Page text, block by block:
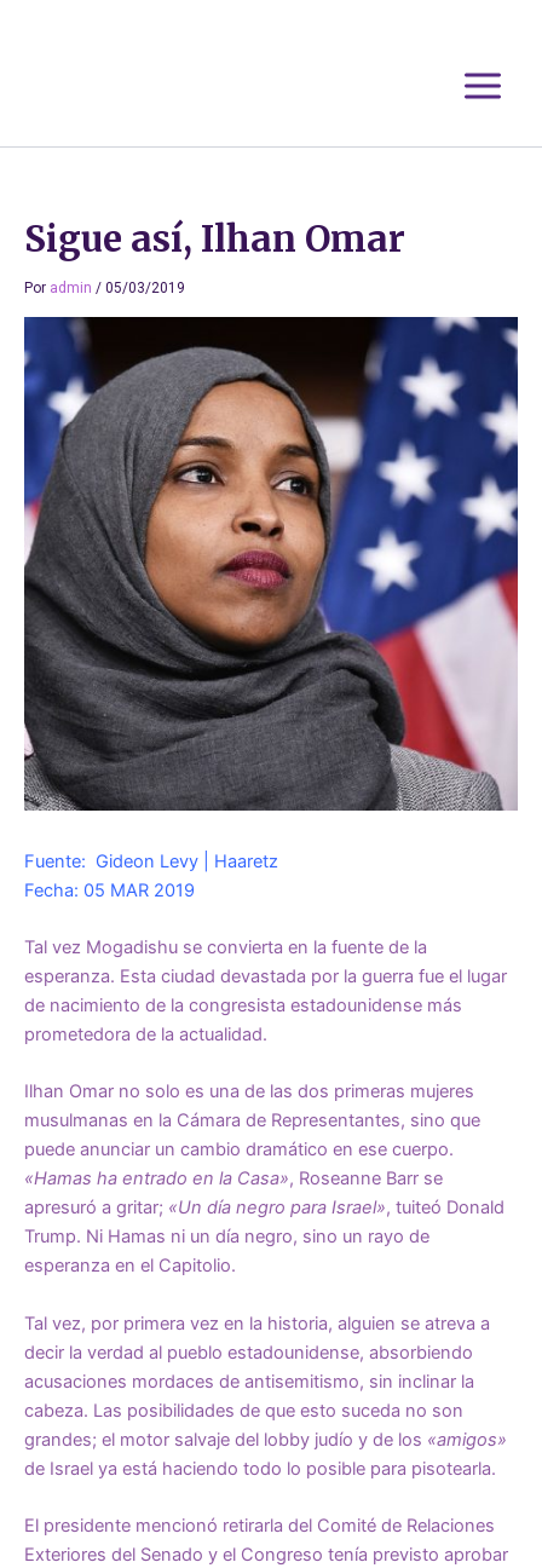
Sigue así, Ilhan Omar
Por admin / 05/03/2019
Fuente: Gideon Levy | Haaretz
Fecha: 05 MAR 2019
Tal vez Mogadishu se convierta en la fuente de la
esperanza. Esta ciudad devastada por la guerra fue el lugar
de nacimiento de la congresista estadounidense más
prometedora de la actualidad.
Ilhan Omar no solo es una de las dos primeras mujeres
musulmanas en la Cámara de Representantes, sino que
puede anunciar un cambio dramático en ese cuerpo.
«Hamas ha entrado en la Casa», Roseanne Barr se
apresuró a gritar; «Un día negro para Israel», tuiteó Donald
Trump. Ni Hamas ni un día negro, sino un rayo de
esperanza en el Capitolio.
Tal vez, por primera vez en la historia, alguien se atreva a
decir la verdad al pueblo estadounidense, absorbiendo
acusaciones mordaces de antisemitismo, sin inclinar la
cabeza. Las posibilidades de que esto suceda no son
grandes; el motor salvaje del lobby judío y de los «amigos»
de Israel ya está haciendo todo lo posible para pisotearla.
El presidente mencionó retirarla del Comité de Relaciones
Exteriores del Senado y el Congreso tenía previsto aprobar